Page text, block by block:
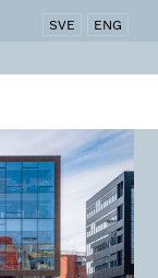
SVE ENG